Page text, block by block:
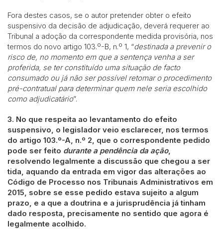
Fora destes casos, se o autor pretender obter o efeito
suspensivo da decisão de adjudicação, deverá requerer ao
Tribunal a adoção da correspondente medida provisória, nos
termos do novo artigo 103.º-B, n.º 1, “destinada a prevenir o
risco de, no momento em que a sentença venha a ser
proferida, se ter constituído uma situação de facto
consumado ou já não ser possível retomar o procedimento
pré-contratual para determinar quem nele seria escolhido
como adjudicatário”.
3. No que respeita ao levantamento do efeito
suspensivo, o legislador veio esclarecer, nos termos
do artigo 103.º-A, n.º 2, que o correspondente pedido
pode ser feito durante a pendência da ação,
resolvendo legalmente a discussão que chegou a ser
tida, aquando da entrada em vigor das alterações ao
Código de Processo nos Tribunais Administrativos em
2015, sobre se esse pedido estava sujeito a algum
prazo, e a que a doutrina e a jurisprudência já tinham
dado resposta, precisamente no sentido que agora é
legalmente acolhido.